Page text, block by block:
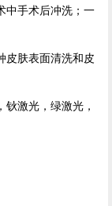
手术后冲洗；一
肤表面清洗和皮
激光，绿激光，